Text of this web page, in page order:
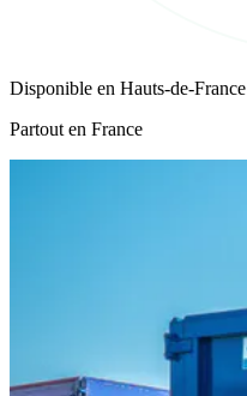
Disponible en Hauts-de-France
Partout en France